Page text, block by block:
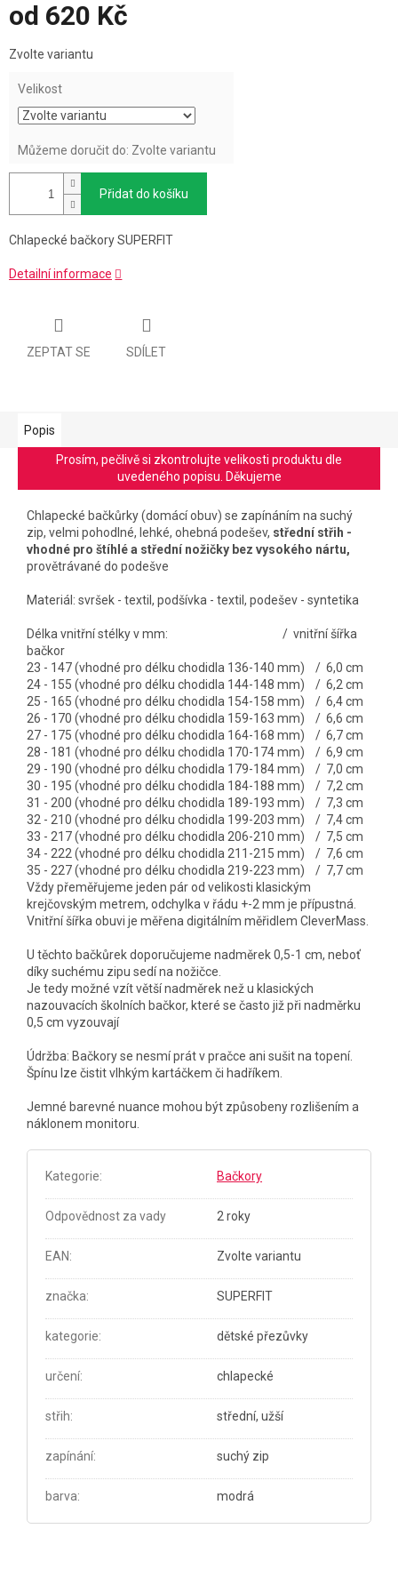
od 620 Kč
cena:
Zvolte variantu
Velikost
Můžeme doručit do: Zvolte variantu
Přidat do košíku
Chlapecké bačkory SUPERFIT
Detailní informace
ZEPTAT SE SDÍLET
Popis
Prosím, pečlivě si zkontrolujte velikosti produktu dle
uvedeného popisu. Děkujeme
Chlapecké bačkůrky (domácí obuv) se zapínáním na suchý
zip, velmi pohodlné, lehké, ohebná podešev, střední střih -
vhodné pro štíhlé a střední nožičky bez vysokého nártu,
provětrávané do podešve
Materiál: svršek - textil, podšívka - textil, podešev - syntetika
Délka vnitřní stélky v mm: / vnitřní šířka
bačkor
23 - 147 (vhodné pro délku chodidla 136-140 mm) / 6,0 cm
24 - 155 (vhodné pro délku chodidla 144-148 mm) / 6,2 cm
25 - 165 (vhodné pro délku chodidla 154-158 mm) / 6,4 cm
26 - 170 (vhodné pro délku chodidla 159-163 mm) / 6,6 cm
27 - 175 (vhodné pro délku chodidla 164-168 mm) / 6,7 cm
28 - 181 (vhodné pro délku chodidla 170-174 mm) / 6,9 cm
29 - 190 (vhodné pro délku chodidla 179-184 mm) / 7,0 cm
30 - 195 (vhodné pro délku chodidla 184-188 mm) / 7,2 cm
31 - 200 (vhodné pro délku chodidla 189-193 mm) / 7,3 cm
32 - 210 (vhodné pro délku chodidla 199-203 mm) / 7,4 cm
33 - 217 (vhodné pro délku chodidla 206-210 mm) / 7,5 cm
34 - 222 (vhodné pro délku chodidla 211-215 mm) / 7,6 cm
35 - 227 (vhodné pro délku chodidla 219-223 mm) / 7,7 cm
Vždy přeměřujeme jeden pár od velikosti klasickým
krejčovským metrem, odchylka v řádu +-2 mm je přípustná.
Vnitřní šířka obuvi je měřena digitálním měřidlem CleverMass.
U těchto bačkůrek doporučujeme nadměrek 0,5-1 cm, neboť
díky suchému zipu sedí na nožičce.
Je tedy možné vzít větší nadměrek než u klasických
nazouvacích školních bačkor, které se často již při nadměrku
0,5 cm vyzouvají
Údržba: Bačkory se nesmí prát v pračce ani sušit na topení.
Špínu lze čistit vlhkým kartáčkem či hadříkem.
Jemné barevné nuance mohou být způsobeny rozlišením a
náklonem monitoru.
Kategorie: Bačkory
Odpovědnost za vady 2 roky
EAN: Zvolte variantu
značka: SUPERFIT
kategorie: dětské přezůvky
určení: chlapecké
střih: střední, užší
zapínání: suchý zip
barva: modrá